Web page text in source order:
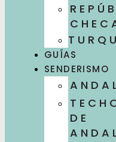
GUÍAS
SENDERISMO
DE